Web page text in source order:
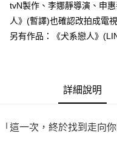
【注意事項】
１．透過由恩沛科技股份有限
易，需依本服務之必要範圍內
３．未成年的使用者請事先徵
「AFTEE先享後付」，若未經
時審查核予不同之上限額度；
7-11取貨付款
每筆NT$80，滿NT$500(含
國家/地區配送
tvN製作、李娜靜導演、申
人》(暫譯)也確認改拍成電視
另有作品：《犬系戀人》
詳細說明
「這一次，終於找到走向你